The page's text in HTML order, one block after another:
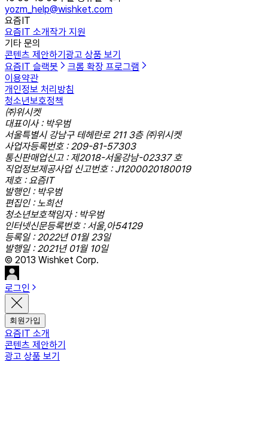
yozm_help@wishket.com
요즘IT
요즘IT 소개작가 지원
기타 문의
콘텐츠 제안하기광고 상품 보기
요즘IT 슬랙봇
크롬 확장 프로그램
이용약관
개인정보 처리방침
청소년보호정책
㈜위시켓
대표이사 : 박우범
서울특별시 강남구 테헤란로 211 3층 ㈜위시켓
사업자등록번호 : 209-81-57303
통신판매업신고 : 제2018-서울강남-02337 호
직업정보제공사업 신고번호 : J1200020180019
제호 : 요즘IT
발행인 : 박우범
편집인 : 노희선
청소년보호책임자 : 박우범
인터넷신문등록번호 : 서울,아54129
등록일 : 2022년 01월 23일
발행일 : 2021년 01월 10일
© 2013 Wishket Corp.
로그인
회원가입
요즘IT 소개
콘텐츠 제안하기
광고 상품 보기